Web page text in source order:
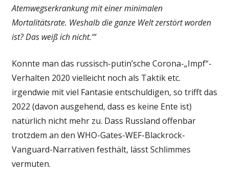
Atemwegserkrankung mit einer minimalen
Mortalitätsrate. Weshalb die ganze Welt zerstört worden
ist? Das weiß ich nicht.‘“
Konnte man das russisch-putin’sche Corona-„Impf“-
Verhalten 2020 vielleicht noch als Taktik etc.
irgendwie mit viel Fantasie entschuldigen, so trifft das
2022 (davon ausgehend, dass es keine Ente ist)
natürlich nicht mehr zu. Dass Russland offenbar
trotzdem an den WHO-Gates-WEF-Blackrock-
Vanguard-Narrativen festhält, lässt Schlimmes
vermuten.